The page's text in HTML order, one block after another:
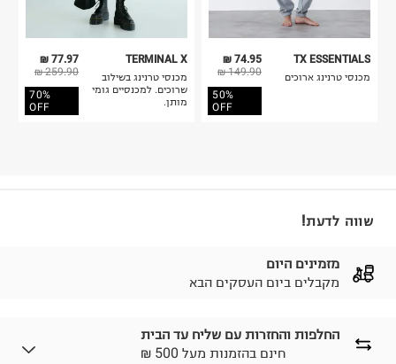
77.97 ₪
259.90 ₪
70%
OFF
TERMINAL X
מכנסי טרנינג בשילוב
שרוכים. למכנסיים גומי
מותן.
74.95 ₪
149.90 ₪
50%
OFF
TX ESSENTIALS
מכנסי טרנינג ארוכים
שווה לדעת!
מזמינים היום
מקבלים ביום העסקים הבא
החלפות והחזרות עם שליח עד הבית
₪ חינם בהזמנות מעל 500